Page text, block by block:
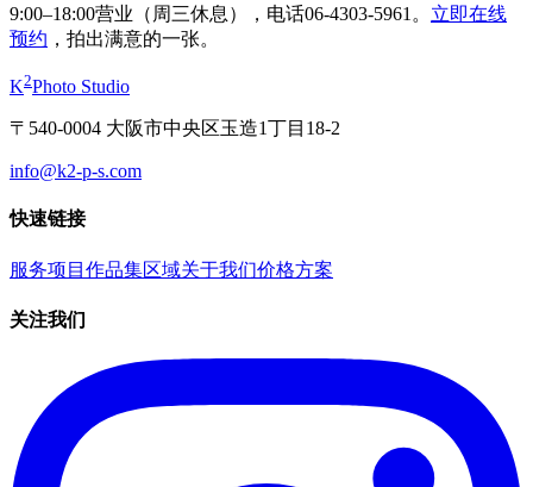
9:00–18:00营业（周三休息），电话06-4303-5961。 立即在线
预约 ，拍出满意的一张。
K2Photo Studio
〒540-0004 大阪市中央区玉造1丁目18-2
info@k2-p-s.com
快速链接
服务项目 作品集区域关于我们价格方案
关注我们